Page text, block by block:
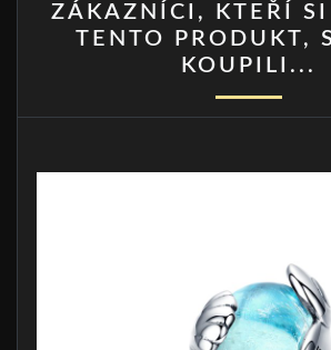
ZÁKAZNÍCI, KTEŘÍ SI
TENTO PRODUKT,
KOUPILI...